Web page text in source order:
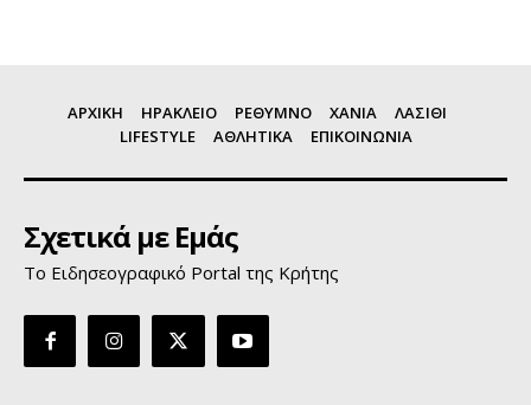
ΑΡΧΙΚΗ ΗΡΑΚΛΕΙΟ ΡΕΘΥΜΝΟ ΧΑΝΙΑ
ΛΑΣΙΘΙ
LIFESTYLE
ΑΘΛΗΤΙΚΑ ΕΠΙΚΟΙΝΩΝΙΑ
Σχετικά με Εμάς
Το Ειδησεογραφικό Portal της Κρήτης